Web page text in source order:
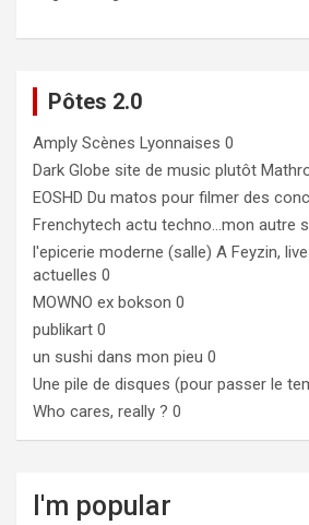
Pôtes 2.0
Amply Scènes Lyonnaises 0
Dark Globe site de music plutôt
EOSHD Du matos pour filmer des
Frenchytech actu techno…mon autre
l'epicerie moderne (salle) A Feyzin,
actuelles 0
MOWNO ex bokson 0
publikart 0
un sushi dans mon pieu 0
Une pile de disques (pour passer le
Who cares, really ? 0
I'm popular